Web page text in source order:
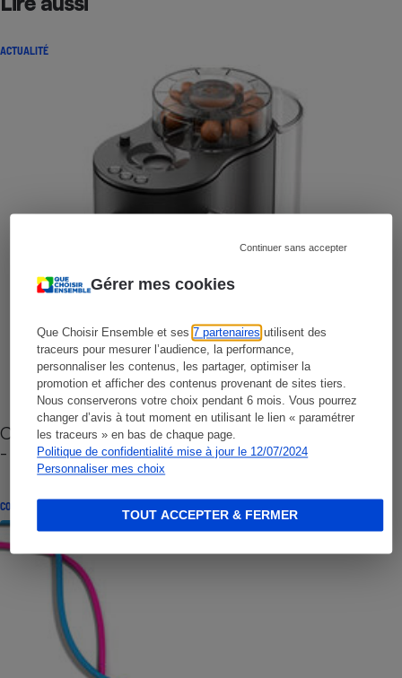
Gérer mes cookies
Que Choisir Ensemble et ses7 partenaires utilisent des
traceurs pour mesurer l’audience, la performance,
personnaliser les contenus, les partager, optimiser la
promotion et afficher des contenus provenant de sites tiers.
Nous conserverons votre choix pendant 6 mois. Vous pourrez
changer d’avis à tout moment en utilisant le lien « paramétrer
les traceurs » en bas de chaque page.
Politique de confidentialité mise à jour le 12/07/2024
Personnaliser mes choix
Continuer sans accepter
TOUT ACCEPTER & FERMER
ACTUALITÉ
Cafetière à capsules zéro déchet CoffeeB (vidéo)
- Premières impressions
CONSEILS